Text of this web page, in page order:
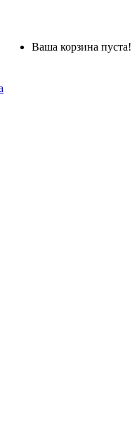
Ваша корзина пуста!